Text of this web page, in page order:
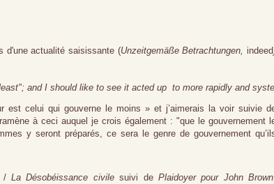
d'une actualité saisissante (Unzeitgemäße Betrachtungen, indeed
and I should like to see it acted up to more rapidly and
est celui qui gouverne le moins » et j’aimerais la voir suivie
à ceci auquel je crois également : "que le gouvernement
y seront préparés, ce sera le genre de gouvernement
/La Désobéissance civilesuivi de Plaidoyer pour John Brown